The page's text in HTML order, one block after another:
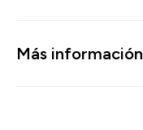
Más información